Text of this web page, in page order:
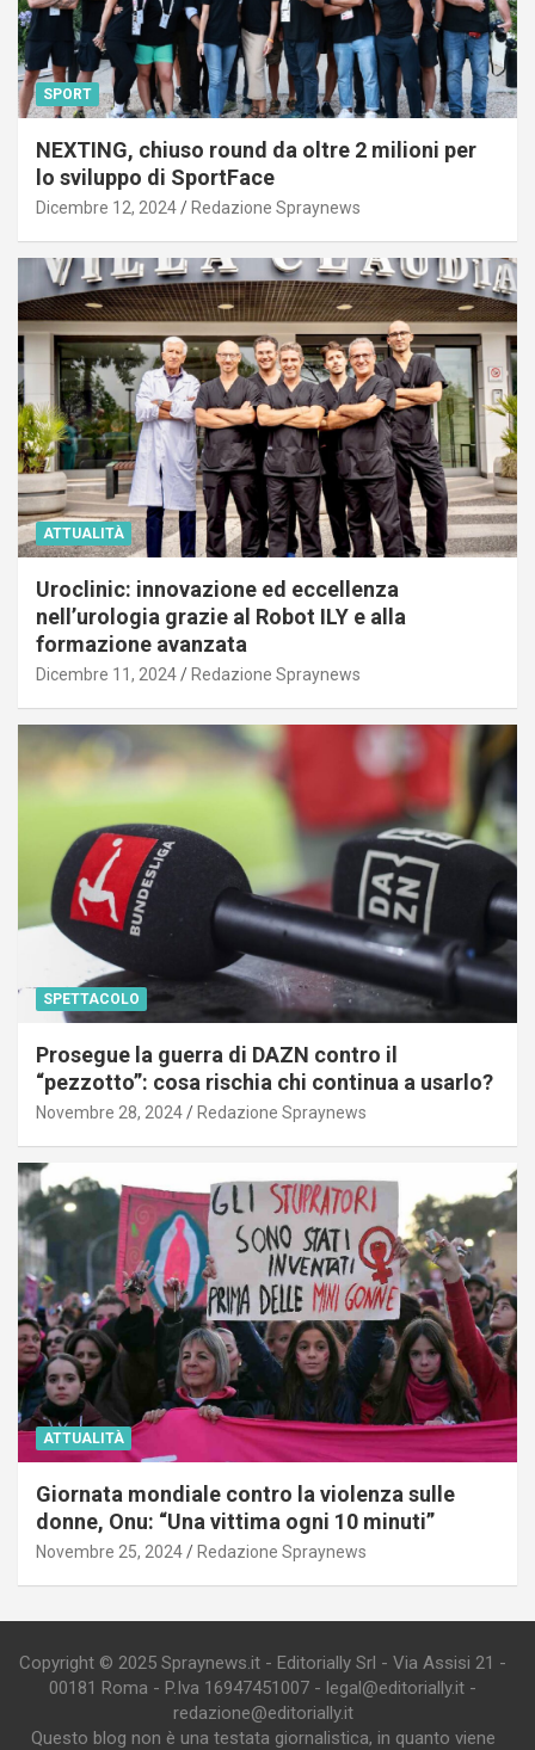
SPORT
NEXTING, chiuso round da oltre 2 milioni per
lo sviluppo di SportFace
Dicembre 12, 2024 Redazione Spraynews
ATTUALITÀ
Uroclinic: innovazione ed eccellenza
nell’urologia grazie al Robot ILY e alla
formazione avanzata
Dicembre 11, 2024 Redazione Spraynews
SPETTACOLO
Prosegue la guerra di DAZN contro il
“pezzotto”: cosa rischia chi continua a usarlo?
Novembre 28, 2024 Redazione Spraynews
ATTUALITÀ
Giornata mondiale contro la violenza sulle
donne, Onu: “Una vittima ogni 10 minuti”
Novembre 25, 2024 Redazione Spraynews
Copyright © 2025 Spraynews.it - Editorially Srl - Via Assisi 21 -
00181 Roma - P.Iva 16947451007 - legal@editorially.it -
redazione@editorially.it
Questo blog non è una testata giornalistica, in quanto viene